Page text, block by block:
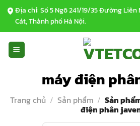
Bỏ
qua
nội
dung
Địa chỉ: Số 5 Ngõ 241/19/35 Đường
Cát, Thành phố Hà Nội.
máy điện
Trang chủ / Sản phẩm / Sản
điện phân